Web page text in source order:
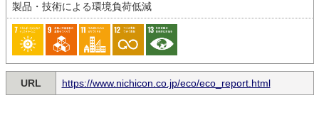
製品・技術による環境負荷低減
URL https://www.nichicon.co.jp/eco/eco_report.html